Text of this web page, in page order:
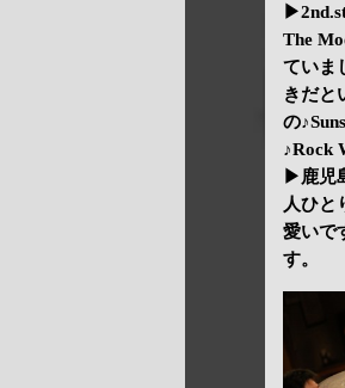
The
ていま
きだと
の
♪Rock
▶鹿児
人ひと
愛いで
す。